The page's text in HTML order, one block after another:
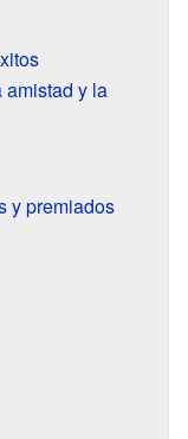
y la
y premiados